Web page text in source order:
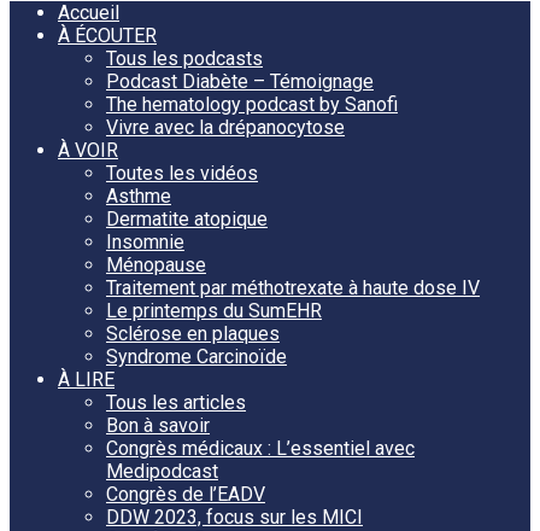
Accueil
À ÉCOUTER
Tous les podcasts
Podcast Diabète – Témoignage
The hematology podcast by Sanofi
Vivre avec la drépanocytose
À VOIR
Toutes les vidéos
Asthme
Dermatite atopique
Insomnie
Ménopause
Traitement par méthotrexate à haute dose IV
Le printemps du SumEHR
Sclérose en plaques
Syndrome Carcinoïde
À LIRE
Tous les articles
Bon à savoir
Congrès médicaux : L’essentiel avec
Medipodcast
Congrès de l’EADV
DDW 2023, focus sur les MICI